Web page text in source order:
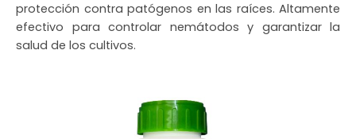
protección contra patógenos en las raíces. Altamente
efectivo para controlar nemátodos y garantizar la
salud de los cultivos.